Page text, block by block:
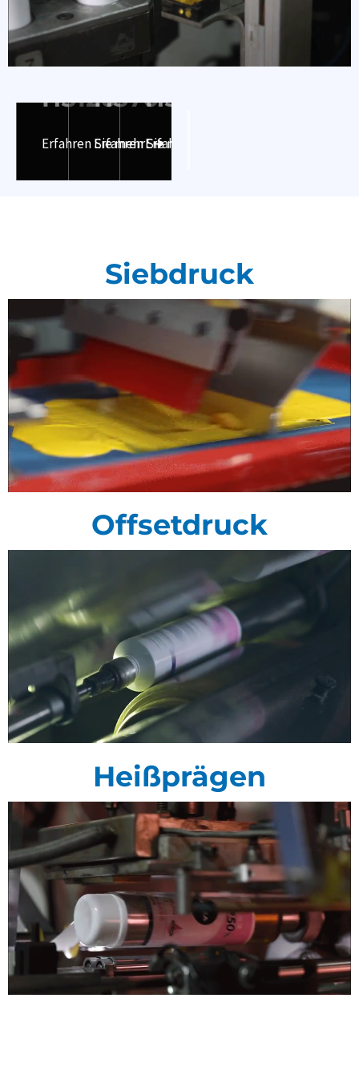
Rohrkopfmaschine
-
JX-
HS120
Erfahren Sie mehr
JX-
HS70
Erfahren Sie mehr
JX-
HS60
Erfahren Sie mehr
Siebdruck
Offsetdruck
Heißprägen